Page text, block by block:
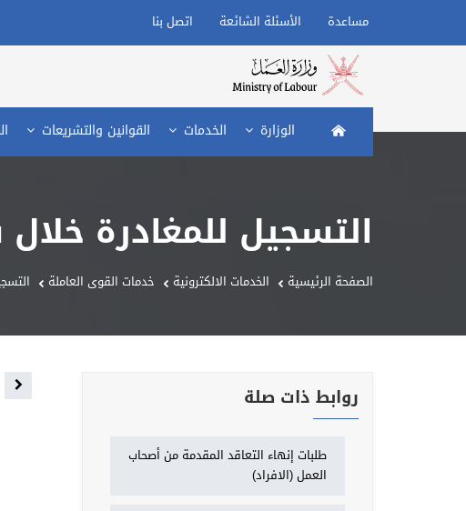
مساعدة الأسئلة الشائعة اتصل بنا
الصفحة الرئيسية
الوزارة الخدمات القوانين والتشريعات
التسجيل للمغادرة
الصفحة الرئيسية الخدمات الالكترونية خدمات القوى العاملة
روابط ذات صلة
طلبات إنهاء التعاقد المقدمة من أصحاب
العمل (الافراد)